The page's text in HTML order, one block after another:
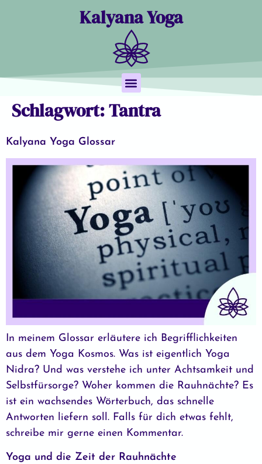
Kalyana Yoga
Schlagwort:Tantra
Kalyana Yoga Glossar
In meinem Glossar erläutere ich Begrifflichkeiten
aus dem Yoga Kosmos. Was ist eigentlich Yoga
Nidra? Und was verstehe ich unter Achtsamkeit und
Selbstfürsorge? Woher kommen die Rauhnächte? Es
ist ein wachsendes Wörterbuch, das schnelle
Antworten liefern soll. Falls für dich etwas fehlt,
schreibe mir gerne einen Kommentar.
Yoga und die Zeit der Rauhnächte